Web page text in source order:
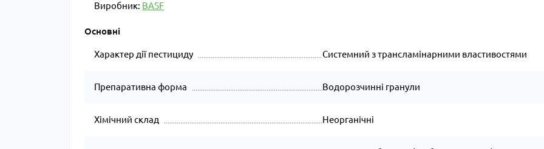
Виробник: BASF
Основні
Характер дії пестициду Системний з трансламінарними властивостями
Препаративна форма Водорозчинні гранули
Хімічний склад Неорганічні